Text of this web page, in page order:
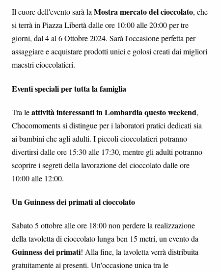
Il cuore dell'evento sarà laMostra mercato del cioccolato, che
si terrà in Piazza Libertà dalle ore 10:00 alle 20:00 per tre
giorni, dal 4 al 6 Ottobre 2024. Sarà l'occasione perfetta per
assaggiare e acquistare prodotti unici e golosi creati dai migliori
maestri cioccolatieri.
Eventi speciali per tutta la famiglia
Tra leattività interessanti in Lombardia questo weekend,
Chocomoments si distingue per i laboratori pratici dedicati sia
ai bambini che agli adulti. I piccoli cioccolatieri potranno
divertirsi dalle ore 15:30 alle 17:30, mentre gli adulti potranno
scoprire i segreti della lavorazione del cioccolato dalle ore
10:00 alle 12:00.
Un Guinness dei primati al cioccolato
Sabato 5 ottobre alle ore 18:00 non perdere la realizzazione
della tavoletta di cioccolato lunga ben 15 metri, un evento da
Guinness dei primati! Alla fine, la tavoletta verrà distribuita
gratuitamente ai presenti. Un'occasione unica tra le